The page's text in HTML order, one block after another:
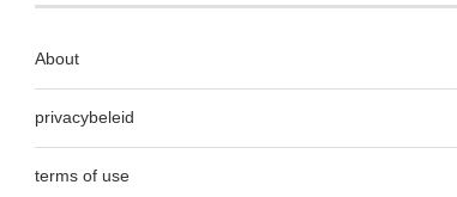
About
privacybeleid
terms of use